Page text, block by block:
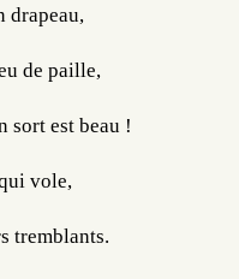
drapeau,
de paille,
sort est beau !
vole,
tremblants.